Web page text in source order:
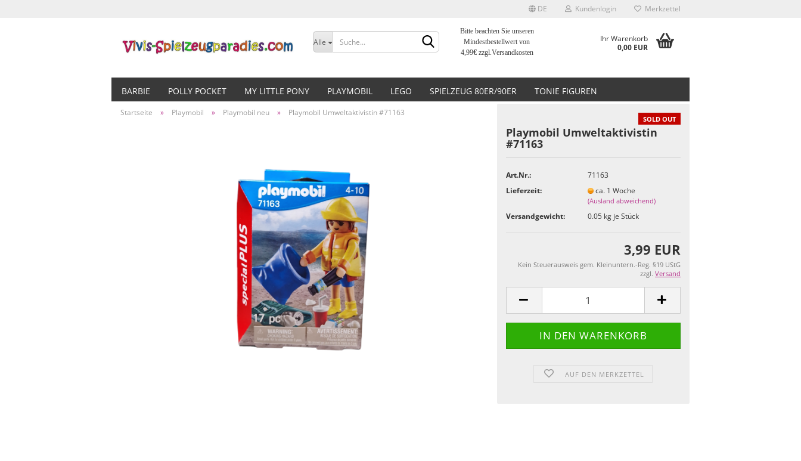
DE
Sprache auswählen
Lieferland
Kundenlogin
Passwort vergessen?
Merkzettel
Alle
Bitte beachten Sie unseren
Mindestbestellwert von
4,99€zzgl.Versandkosten
Ihr Warenkorb
0,00 EUR
BARBIE POLLY POCKET MY LITTLE PONY PLAYMOBIL LEGO SPIELZEUG 80ER/90ER TONIE FIGUREN
Startseite » Playmobil » Playmobil neu » Playmobil Umweltaktivistin #71163
SOLD OUT
Playmobil Umweltaktivistin
#71163
Art.Nr.:
71163
Lieferzeit:
ca. 1 Woche
(Ausland abweichend)
Versandgewicht: 0.05kg je Stück
3,99 EUR
Kein Steuerausweis gem. Kleinuntern.-Reg. §19 UStG
zzgl. Versand
AUF DEN MERKZETTEL